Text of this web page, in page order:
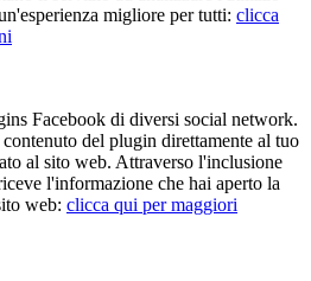
migliore per tutti: clicca
Facebook di diversi social network.
del plugin direttamente al tuo
al sito web. Attraverso l'inclusione
l'informazione che hai aperto la
web: clicca qui per maggiori